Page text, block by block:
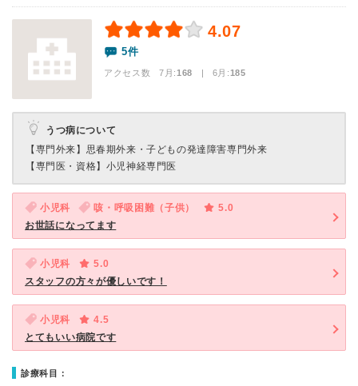
4.07
5件
アクセス数 7月:168 | 6月:185
うつ病について
【専門外来】 思春期外来・子どもの発達障害専門外来
【専門医・資格】 小児神経専門医
小児科 咳・呼吸困難（子供）
5.0
お世話になってます
小児科
5.0
スタッフの方々が優しいです！
小児科
4.5
とてもいい病院です
診療科目：